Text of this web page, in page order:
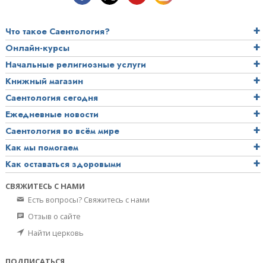
Что такое Саентология?
Онлайн-курсы
Начальные религиозные услуги
Книжный магазин
Саентология сегодня
Ежедневные новости
Саентология во всём мире
Как мы помогаем
Как оставаться здоровыми
СВЯЖИТЕСЬ С НАМИ
Есть вопросы? Свяжитесь с нами
Отзыв о сайте
Найти церковь